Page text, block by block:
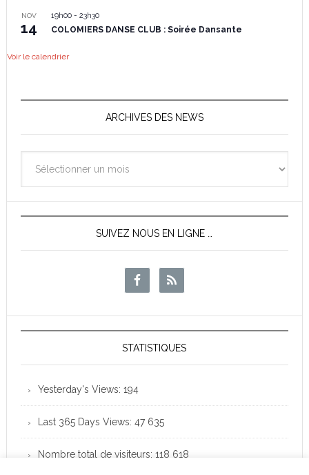
NOV
14
19h00- 23h30
COLOMIERS DANSE CLUB : Soirée Dansante
Voir le calendrier
ARCHIVES DES NEWS
des
News
SUIVEZ NOUS EN LIGNE …
STATISTIQUES
Yesterday's Views: 194
Last 365 Days Views: 47 635
Nombre total de visiteurs: 118 618